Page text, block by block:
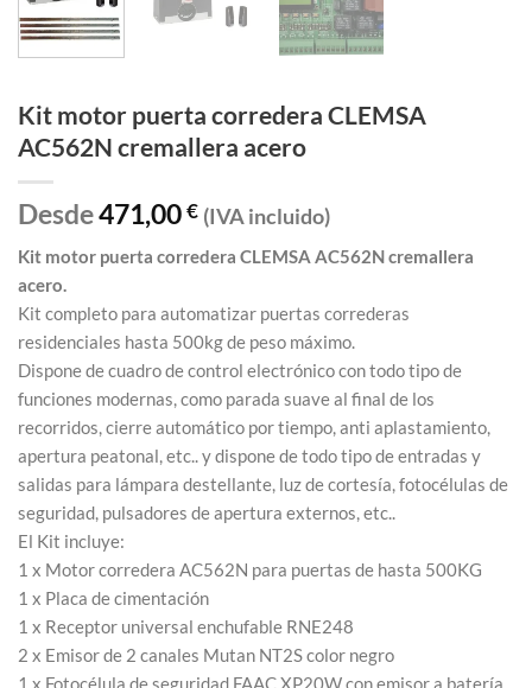
Kit motor puerta corredera CLEMSA
AC562N cremallera acero
Desde471,00€ (IVA incluido)
Kit motor puerta corredera CLEMSA AC562N cremallera
acero.
Kit completo para automatizar puertas correderas
residenciales hasta 500kg de peso máximo.
Dispone de cuadro de control electrónico con todo tipo de
funciones modernas, como parada suave al final de los
recorridos, cierre automático por tiempo, anti aplastamiento,
apertura peatonal, etc.. y dispone de todo tipo de entradas y
salidas para lámpara destellante, luz de cortesía, fotocélulas de
seguridad, pulsadores de apertura externos, etc..
El Kit incluye:
1 x Motor corredera AC562N para puertas de hasta 500KG
1 x Placa de cimentación
1 x Receptor universal enchufable RNE248
2 x Emisor de 2 canales Mutan NT2S color negro
1 x Fotocélula de seguridad FAAC XP20W con emisor a batería